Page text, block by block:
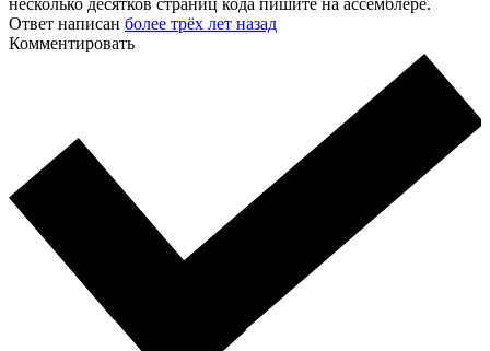
Ответ написан более трёх лет назад
Комментировать